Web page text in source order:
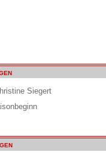
Siegert